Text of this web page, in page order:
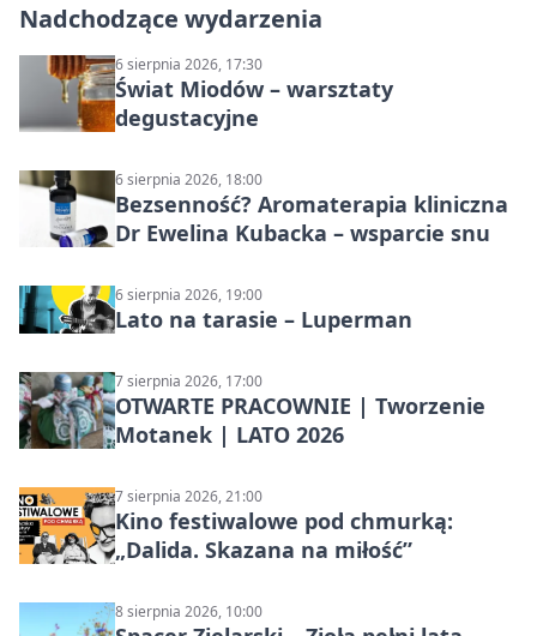
Nadchodzące wydarzenia
6 sierpnia 2026, 17:30
Świat Miodów – warsztaty
degustacyjne
6 sierpnia 2026, 18:00
Bezsenność? Aromaterapia kliniczna
Dr Ewelina Kubacka – wsparcie snu
6 sierpnia 2026, 19:00
Lato na tarasie – Luperman
7 sierpnia 2026, 17:00
OTWARTE PRACOWNIE | Tworzenie
Motanek | LATO 2026
7 sierpnia 2026, 21:00
Kino festiwalowe pod chmurką:
„Dalida. Skazana na miłość”
8 sierpnia 2026, 10:00